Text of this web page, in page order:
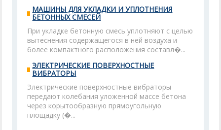
МАШИНЫ ДЛЯ УКЛАДКИ И УПЛОТНЕНИЯ
БЕТОННЫХ СМЕСЕЙ
При укладке бетонную смесь уплотняют с целью
вытеснения содержащегося в ней воздуха и
более компактного расположения составл�...
ЭЛЕКТРИЧЕСКИЕ ПОВЕРХНОСТНЫЕ
ВИБРАТОРЫ
Электрические поверхностные вибраторы
передают колебания уложенной массе бетона
через корытообразную прямоугольную
площадку (�...